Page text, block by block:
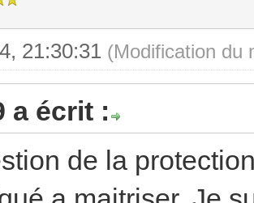
21:30:31 (Modification du
a écrit :
de la